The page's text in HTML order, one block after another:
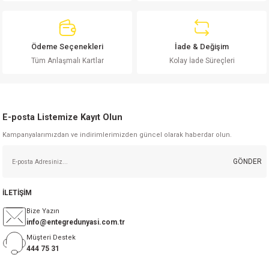
Ödeme Seçenekleri
Tüm Anlaşmalı Kartlar
İade & Değişim
Kolay İade Süreçleri
E-posta Listemize Kayıt Olun
Kampanyalarımızdan ve indirimlerimizden güncel olarak haberdar olun.
GÖNDER
İLETİŞİM
Bize Yazın
info@entegredunyasi.com.tr
Müşteri Destek
444 75 31